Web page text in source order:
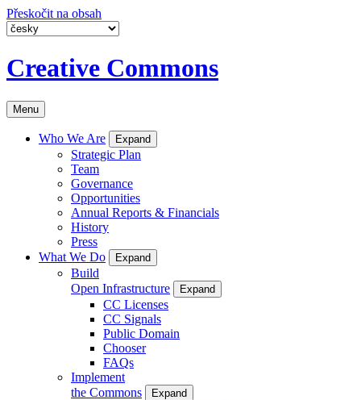
Přeskočit na obsah
Creative Commons
Menu
Who We Are Expand
Strategic Plan
Team
Governance
Opportunities
Annual Reports & Financials
History
Press
What We Do
Expand
Build
Open Infrastructure
Expand
CC Licenses
CC Signals
Public Domain
Chooser
FAQs
Implement
the Commons
Expand